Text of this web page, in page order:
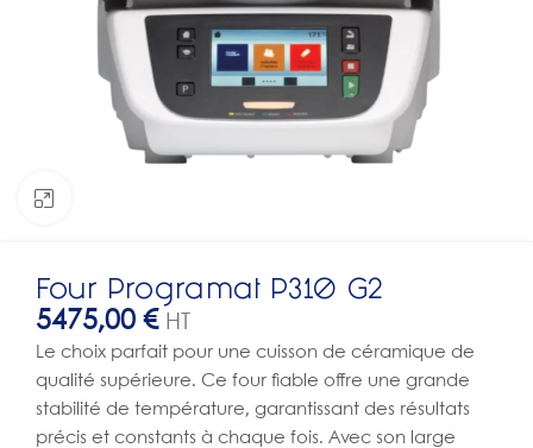
Four Programat P310 G2
5475,00 € HT
Le choix parfait pour une cuisson de céramique de
qualité supérieure. Ce four fiable offre une grande
stabilité de température, garantissant des résultats
précis et constants à chaque fois. Avec son large